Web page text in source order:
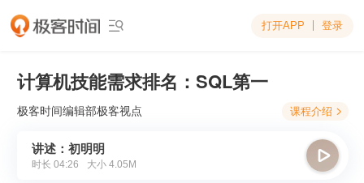
 打开APP 登录
计算机技能需求排名：SQL第一
极客时间编辑部极客视点 课程介绍 
讲述：初明明
时长 04:26 大小 4.05M
